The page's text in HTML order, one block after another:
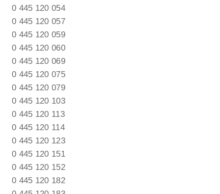
0 445 120 054
0 445 120 057
0 445 120 059
0 445 120 060
0 445 120 069
0 445 120 075
0 445 120 079
0 445 120 103
0 445 120 113
0 445 120 114
0 445 120 123
0 445 120 151
0 445 120 152
0 445 120 182